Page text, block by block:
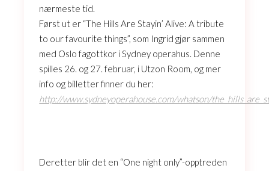
nærmeste tid.
Først ut er “The Hills Are Stayin’ Alive: A tribute
to our favourite things”, som Ingrid gjør sammen
med Oslo fagottkor i Sydney operahus. Denne
spilles 26. og 27. februar, i Utzon Room, og mer
info og billetter finner du her:
http://www.sydneyoperahouse.com/whatson/
Deretter blir det en “One night only”-opptreden